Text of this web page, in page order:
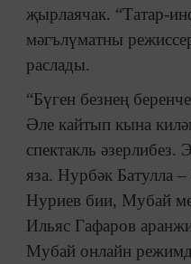
җырлаячак. “Татар-
мәгълүматны
раслады.
“Бүген безнең
Әле кайтып кына
спектакль
яза. Нурбәк Батулла
Нуриев бии, Мубай
Ильяс Гафаров
Мубай онлайн